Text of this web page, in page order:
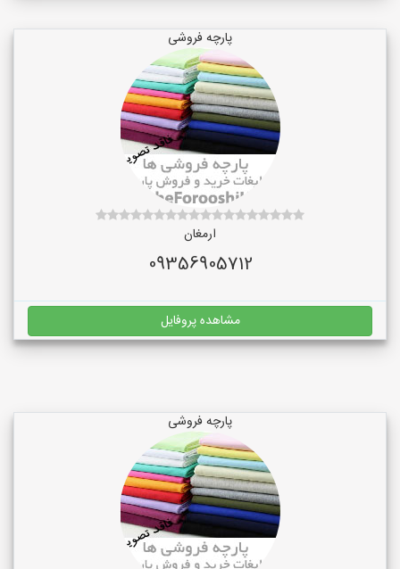
پارچه فروشی
ارمغان
09356905712
مشاهده پروفایل
پارچه فروشی